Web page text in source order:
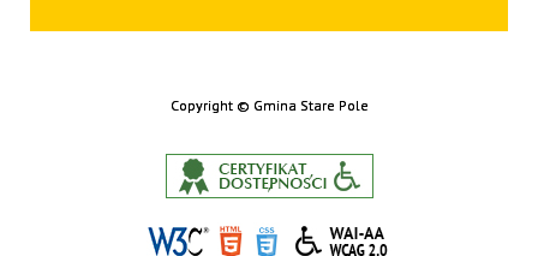
Copyright © Gmina Stare Pole